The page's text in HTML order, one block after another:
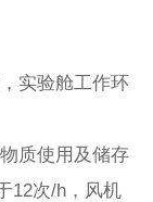
实验舱工作环
质使用及储存
12次/h，风机